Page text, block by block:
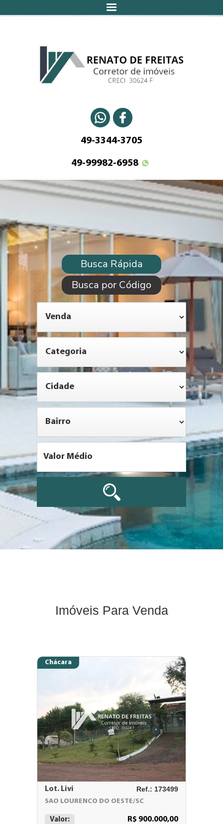
49-3344-3705
49-99982-6958
Busca Rápida
Busca por Código
Imóveis Para Venda
Chácara
Lot. Livi Ref.: 173499
SAO LOURENCO DO OESTE/SC
Valor: R$ 900.000,00